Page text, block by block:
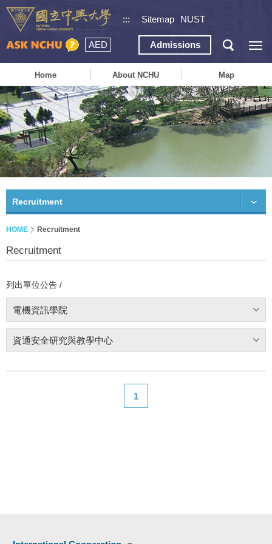
::: Sitemap NUST
AED Admissions
Home About NCHU Map
Recruitment
HOME Recruitment
Recruitment
列出單位公告 /
電機資訊學院
資通安全研究與教學中心
1